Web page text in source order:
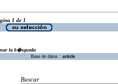
1 de 1
la b�squeda
Base de datos : article
Buscar